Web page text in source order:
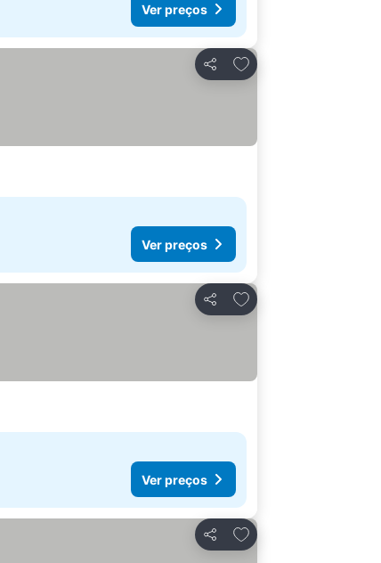
Ver preços
Partilhar
Adicionar aos favoritos
Ver preços
Partilhar
Adicionar aos favoritos
Ver preços
Partilhar
Adicionar aos favoritos